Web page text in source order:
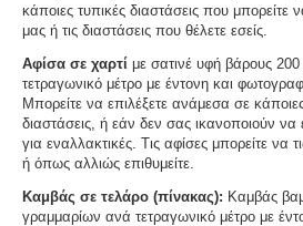
κάποιες τυπικές διαστάσεις που μπορείτε
μας ή τις διαστάσεις που θέλετε εσείς.
Αφίσα σε χαρτί με σατινέ υφή βάρους
τετραγωνικό μέτρο με έντονη και
Μπορείτε να επιλέξετε ανάμεσα σε
διαστάσεις, ή εάν δεν σας ικανοποιούν να
για εναλλακτικές. Τις αφίσες μπορείτε να
ή όπως αλλιώς επιθυμείτε.
Καμβάς σε τελάρο (πίνακας): Καμβάς
γραμμαρίων ανά τετραγωνικό μέτρο με